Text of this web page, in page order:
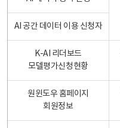
AI 공간 데이터 이용 신청자
K-AI 리더보드
모델평가신청현황
원윈도우 홈페이지
회원정보